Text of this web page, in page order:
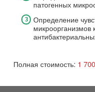
патогенных
Определение
микроорганизмов
Полная стоимость: 1